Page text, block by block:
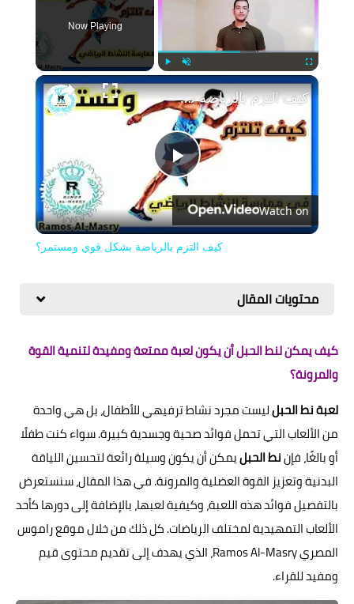
Play Unmute Fullscreen
Now Playing
Play
Video
كيف التزم بالرياضة بشكل قوي ومستمر؟
Watch on
كيف التزم بالرياضة بشكل قوي ومستمر؟
محتويات المقال
كيف يمكن لنط الحبل أن يكون لعبة ممتعة ومفيدة لتنمية القوة
والمرونة؟
لعبة نط الحبلليست مجرد نشاط ترفيهي للأطفال، بل هي واحدة
من الألعاب التي تحمل فوائد صحية وجسدية كبيرة. سواء كنت طفلًا
أو بالغًا، فإننط الحبليمكن أن يكون وسيلة رائعة لتحسين اللياقة
البدنية وتعزيز القوة العضلية والمرونة. في هذا المقال، سنستعرض
بالتفصيل فوائد هذه اللعبة، وكيفية لعبها، بالإضافة إلى دورها كأحد
الألعاب التمهيدية لمختلف الرياضات. كل ذلك من خلال موقع راموس
المصري Ramos Al-Masry، الذي يهدف إلى تقديم محتوى قيم
ومفيد للقراء.